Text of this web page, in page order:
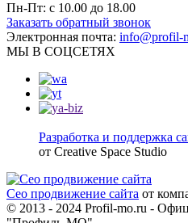
Пн-Пт: с 10.00 до 18.00
Заказать обратный звонок
Электронная почта: info@profil-
МЫ В СОЦСЕТЯХ
Разработка и поддержка
от Creative Space Studio
Сео продвижение сайта от
© 2013 - 2024 Profil-mo.ru -